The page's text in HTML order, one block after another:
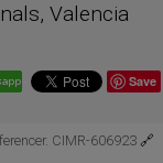
Valencia
Save
CIMR-606923🔗